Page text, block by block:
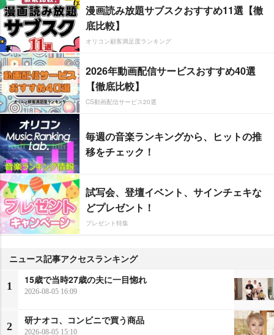
漫画読み放題サブスクおすすめ11選【徹
底比較】
オリコン顧客満足度ランキング
2026年動画配信サービスおすすめ40選
【徹底比較】
CS動画配信サービス20選
毎週の音楽ランキングから、ヒットの推
移をチェック！
試写会、登壇イベント、サインチェキな
どプレゼント！
プレゼント特集
ニュース記事アクセスランキング
1
15歳で当時27歳の夫に一目惚れ
2026-08-05 16:09
2
研ナオコ、コンビニで買う商品
2026-08-05 15:10